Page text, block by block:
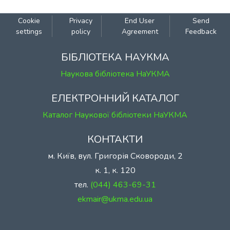
Cookie
settings
Privacy
policy
End User
Agreement
Send
Feedback
БІБЛІОТЕКА НАУКМА
Наукова бібліотека НаУКМА
ЕЛЕКТРОННИЙ КАТАЛОГ
Каталог Наукової бібліотеки НаУКМА
КОНТАКТИ
м. Київ, вул. Григорія Сковороди, 2
к. 1, к. 120
тел. (044) 463-69-31
ekmair@ukma.edu.ua